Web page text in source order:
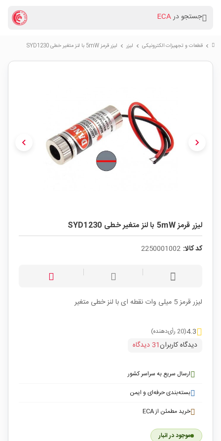
جستجو درECA
chevron_right قطعات و تجهیزات الکترونیکی chevron_right لیزر chevron_right لیزر قرمز 5mW با لنز متغیر خطی SYD1230
chevron_left chevron_right
لیزر قرمز 5mW با لنز متغیر خطی SYD1230
کد کالا: 2250001002
لیزر قرمز 5 میلی وات نقطه ای با لنز خطی متغیر
4.3(20 رأی‌دهنده)
دیدگاه کاربران31 دیدگاه
ارسال سریع به سراسر کشور
بسته‌بندی حرفه‌ای و ایمن
خرید مطمئن از ECA
موجود در انبار